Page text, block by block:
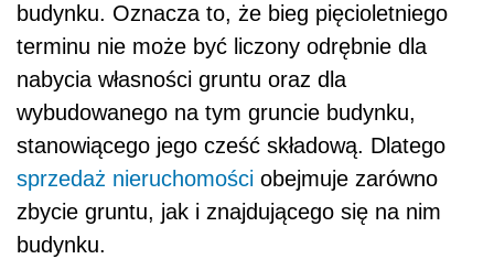
budynku. Oznacza to, że bieg pięcioletniego
terminu nie może być liczony odrębnie dla
nabycia własności gruntu oraz dla
wybudowanego na tym gruncie budynku,
stanowiącego jego cześć składową. Dlatego
sprzedaż nieruchomości obejmuje zarówno
zbycie gruntu, jak i znajdującego się na nim
budynku.